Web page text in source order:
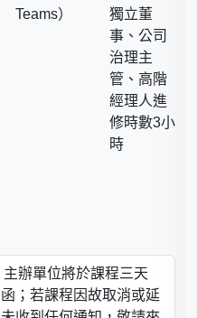
Teams）
獨立董
事、公司
治理主
管、高階
經理人進
修時數3小
時
辦單位將於課程三天
；若課程因故取消或延